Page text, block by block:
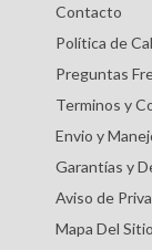
Contacto
Política de
Preguntas
Terminos y
Envio y
Garantías y
Aviso de
Mapa Del Sitio